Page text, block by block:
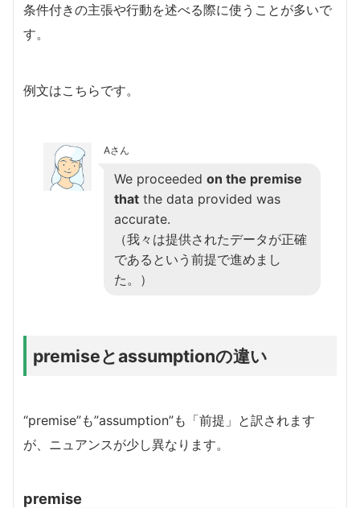
条件付きの主張や行動を述べる際に使うことが多いで
す。
例文はこちらです。
Aさん
We proceeded on the premise
that the data provided was
accurate.
（我々は提供されたデータが正確
であるという前提で進めまし
た。）
premiseとassumptionの違い
“premise”も”assumption”も「前提」と訳されます
が、ニュアンスが少し異なります。
premise